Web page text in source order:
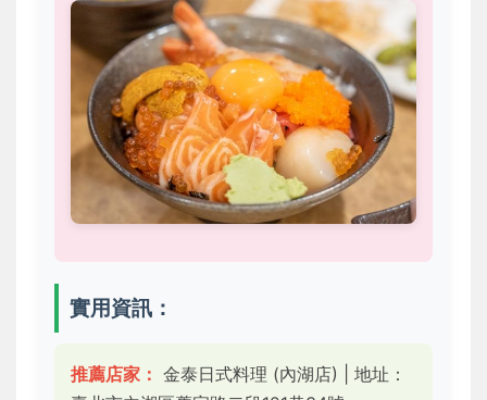
實用資訊：
推薦店家： 金泰日式料理 (內湖店) | 地址：